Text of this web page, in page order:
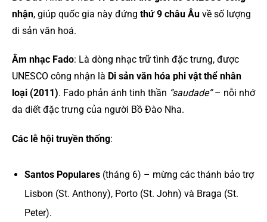
nhận, giúp quốc gia này đứng thứ 9 châu Âu về số lượng
di sản văn hoá.
Âm nhạc Fado: Là dòng nhạc trữ tình đặc trưng, được
UNESCO công nhận là Di sản văn hóa phi vật thể nhân
loại (2011). Fado phản ánh tinh thần “saudade”– nỗi nhớ
da diết đặc trưng của người Bồ Đào Nha.
Các lễ hội truyền thống:
Santos Populares(tháng 6) – mừng các thánh bảo trợ
Lisbon (St. Anthony), Porto (St. John) và Braga (St.
Peter).